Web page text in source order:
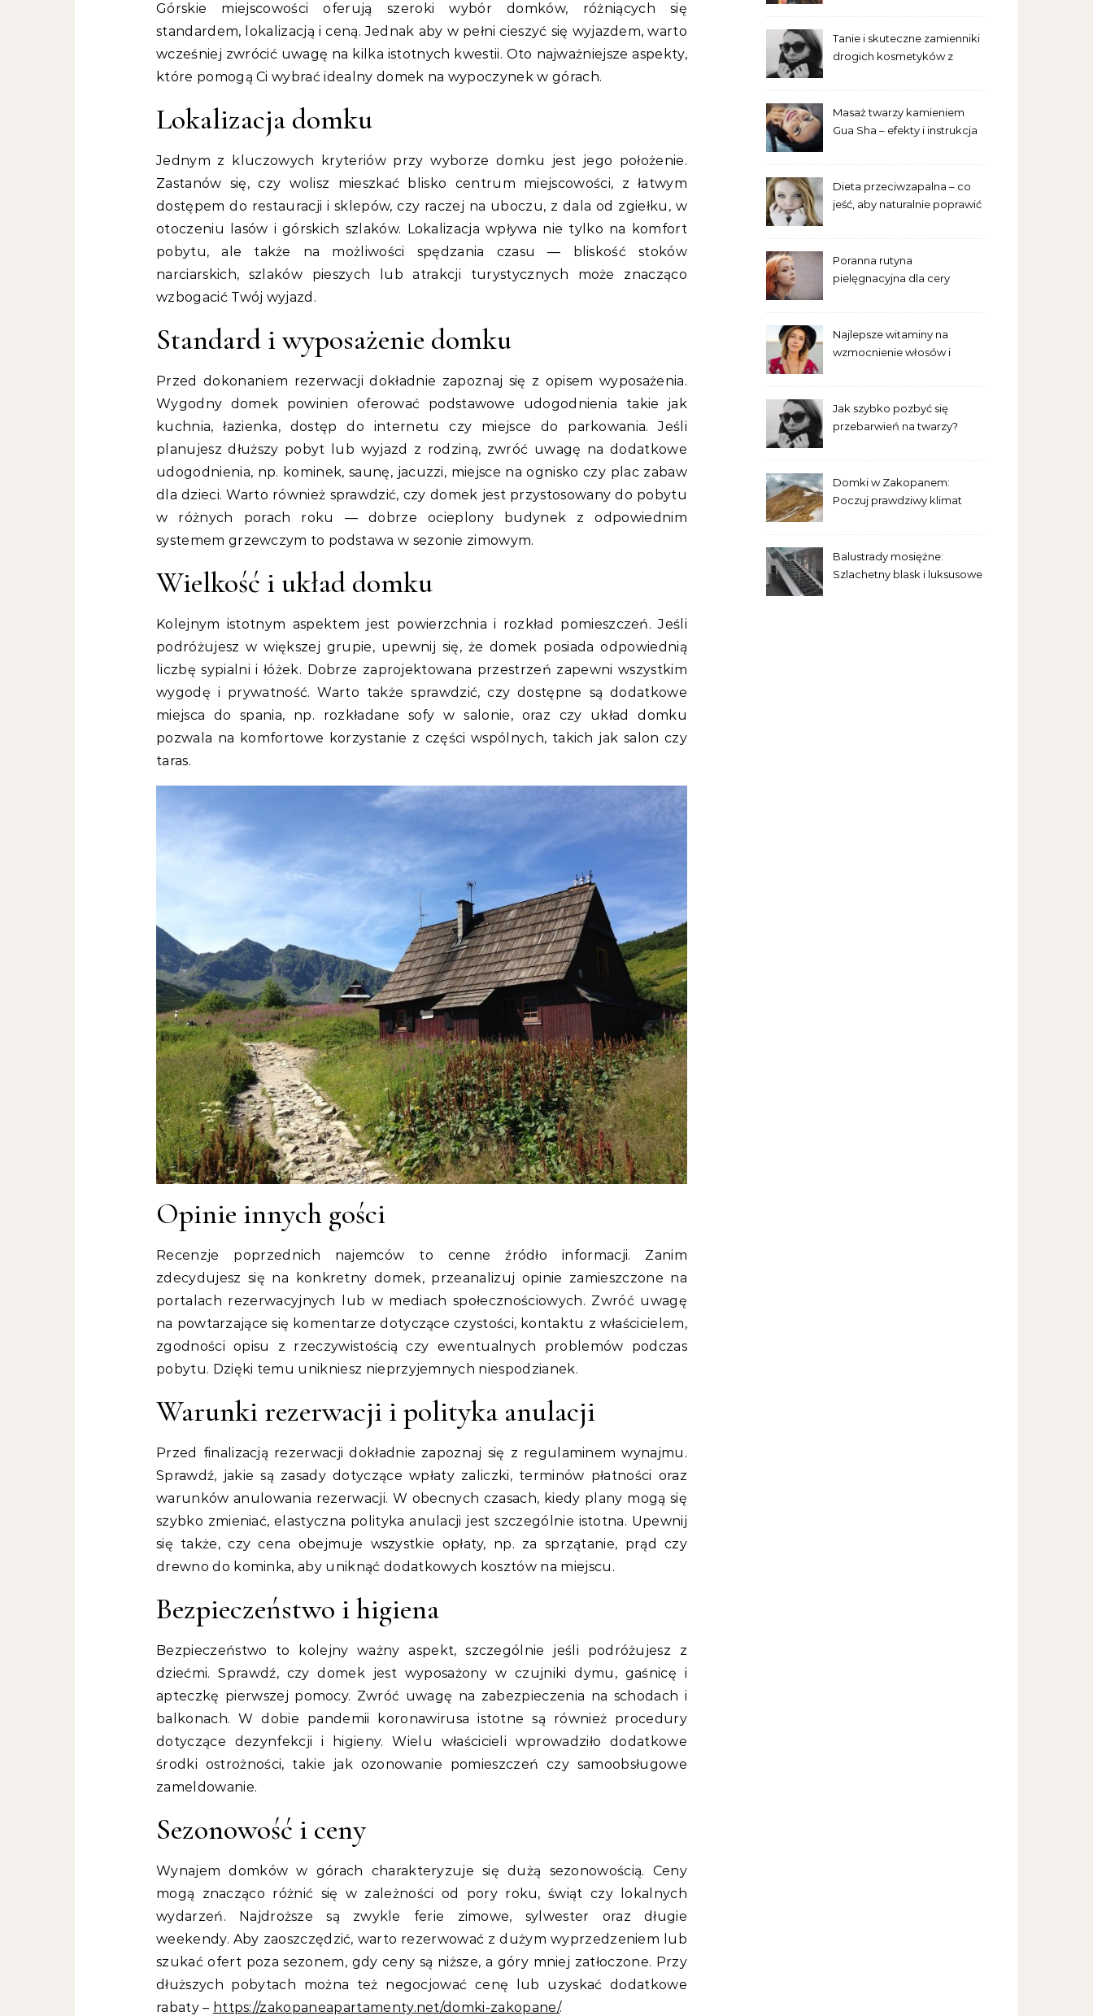
Górskie miejscowości oferują szeroki wybór domków, różniących się
standardem, lokalizacją i ceną. Jednak aby w pełni cieszyć się wyjazdem, warto
wcześniej zwrócić uwagę na kilka istotnych kwestii. Oto najważniejsze aspekty,
które pomogą Ci wybrać idealny domek na wypoczynek w górach.
Lokalizacja domku
Jednym z kluczowych kryteriów przy wyborze domku jest jego położenie.
Zastanów się, czy wolisz mieszkać blisko centrum miejscowości, z łatwym
dostępem do restauracji i sklepów, czy raczej na uboczu, z dala od zgiełku, w
otoczeniu lasów i górskich szlaków. Lokalizacja wpływa nie tylko na komfort
pobytu, ale także na możliwości spędzania czasu — bliskość stoków
narciarskich, szlaków pieszych lub atrakcji turystycznych może znacząco
wzbogacić Twój wyjazd.
Standard i wyposażenie domku
Przed dokonaniem rezerwacji dokładnie zapoznaj się z opisem wyposażenia.
Wygodny domek powinien oferować podstawowe udogodnienia takie jak
kuchnia, łazienka, dostęp do internetu czy miejsce do parkowania. Jeśli
planujesz dłuższy pobyt lub wyjazd z rodziną, zwróć uwagę na dodatkowe
udogodnienia, np. kominek, saunę, jacuzzi, miejsce na ognisko czy plac zabaw
dla dzieci. Warto również sprawdzić, czy domek jest przystosowany do pobytu
w różnych porach roku — dobrze ocieplony budynek z odpowiednim
systemem grzewczym to podstawa w sezonie zimowym.
Wielkość i układ domku
Kolejnym istotnym aspektem jest powierzchnia i rozkład pomieszczeń. Jeśli
podróżujesz w większej grupie, upewnij się, że domek posiada odpowiednią
liczbę sypialni i łóżek. Dobrze zaprojektowana przestrzeń zapewni wszystkim
wygodę i prywatność. Warto także sprawdzić, czy dostępne są dodatkowe
miejsca do spania, np. rozkładane sofy w salonie, oraz czy układ domku
pozwala na komfortowe korzystanie z części wspólnych, takich jak salon czy
taras.
Opinie innych gości
Recenzje poprzednich najemców to cenne źródło informacji. Zanim
zdecydujesz się na konkretny domek, przeanalizuj opinie zamieszczone na
portalach rezerwacyjnych lub w mediach społecznościowych. Zwróć uwagę
na powtarzające się komentarze dotyczące czystości, kontaktu z właścicielem,
zgodności opisu z rzeczywistością czy ewentualnych problemów podczas
pobytu. Dzięki temu unikniesz nieprzyjemnych niespodzianek.
Warunki rezerwacji i polityka anulacji
Przed finalizacją rezerwacji dokładnie zapoznaj się z regulaminem wynajmu.
Sprawdź, jakie są zasady dotyczące wpłaty zaliczki, terminów płatności oraz
warunków anulowania rezerwacji. W obecnych czasach, kiedy plany mogą się
szybko zmieniać, elastyczna polityka anulacji jest szczególnie istotna. Upewnij
się także, czy cena obejmuje wszystkie opłaty, np. za sprzątanie, prąd czy
drewno do kominka, aby uniknąć dodatkowych kosztów na miejscu.
Bezpieczeństwo i higiena
Bezpieczeństwo to kolejny ważny aspekt, szczególnie jeśli podróżujesz z
dziećmi. Sprawdź, czy domek jest wyposażony w czujniki dymu, gaśnicę i
apteczkę pierwszej pomocy. Zwróć uwagę na zabezpieczenia na schodach i
balkonach. W dobie pandemii koronawirusa istotne są również procedury
dotyczące dezynfekcji i higieny. Wielu właścicieli wprowadziło dodatkowe
środki ostrożności, takie jak ozonowanie pomieszczeń czy samoobsługowe
zameldowanie.
Sezonowość i ceny
Wynajem domków w górach charakteryzuje się dużą sezonowością. Ceny
mogą znacząco różnić się w zależności od pory roku, świąt czy lokalnych
wydarzeń. Najdroższe są zwykle ferie zimowe, sylwester oraz długie
weekendy. Aby zaoszczędzić, warto rezerwować z dużym wyprzedzeniem lub
szukać ofert poza sezonem, gdy ceny są niższe, a góry mniej zatłoczone. Przy
dłuższych pobytach można też negocjować cenę lub uzyskać dodatkowe
rabaty – https://zakopaneapartamenty.net/domki-zakopane/.
Tanie i skuteczne zamienniki
drogich kosmetyków z
Masaż twarzy kamieniem
Gua Sha – efekty i instrukcja
Dieta przeciwzapalna – co
jeść, aby naturalnie poprawić
Poranna rutyna
pielęgnacyjna dla cery
Najlepsze witaminy na
wzmocnienie włosów i
Jak szybko pozbyć się
przebarwień na twarzy?
Domki w Zakopanem:
Poczuj prawdziwy klimat
Balustrady mosiężne:
Szlachetny blask i luksusowe